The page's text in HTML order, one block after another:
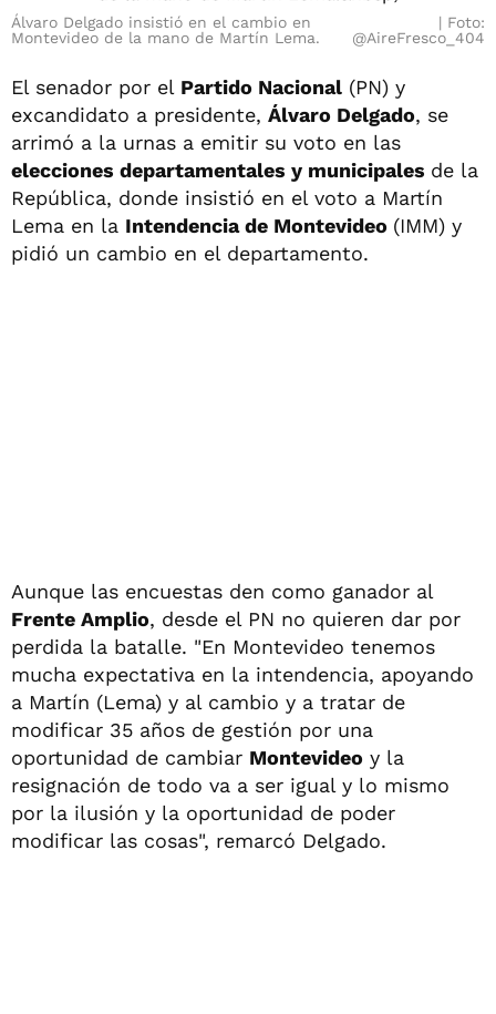
Álvaro Delgado insistió en el cambio en
Montevideo de la mano de Martín Lema.
Foto:
@AireFresco_404
El senador por el Partido Nacional (PN) y
excandidato a presidente, Álvaro Delgado, se
arrimó a la urnas a emitir su voto en las
elecciones departamentales y municipales de la
República, donde insistió en el voto a Martín
Lema en la Intendencia de Montevideo (IMM) y
pidió un cambio en el departamento.
Aunque las encuestas den como ganador al
Frente Amplio, desde el PN no quieren dar por
perdida la batalle. "En Montevideo tenemos
mucha expectativa en la intendencia, apoyando
a Martín (Lema) y al cambio y a tratar de
modificar 35 años de gestión por una
oportunidad de cambiar Montevideo y la
resignación de todo va a ser igual y lo mismo
por la ilusión y la oportunidad de poder
modificar las cosas", remarcó Delgado.